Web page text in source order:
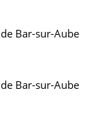
Bar-sur-Aube
Bar-sur-Aube